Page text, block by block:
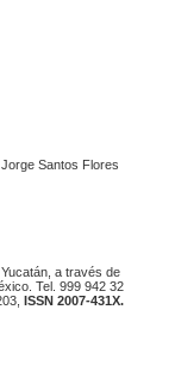
Santos Flores
a través de
Tel. 999 942 32
ISSN 2007-431X.